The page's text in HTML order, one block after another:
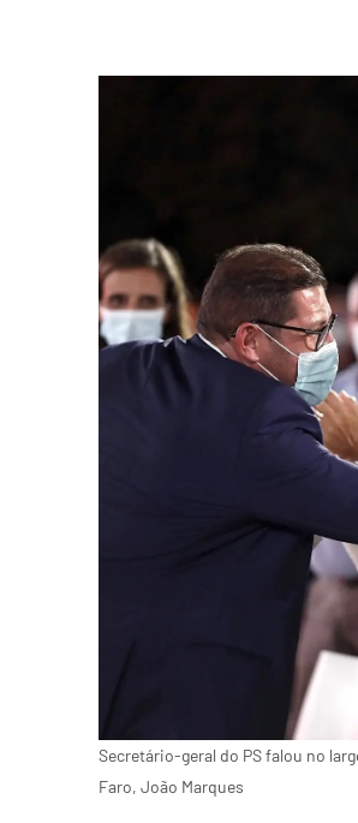
Secretário-geral do PS falou no
Faro, João Marques